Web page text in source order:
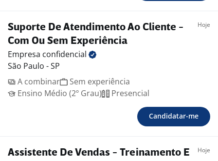
Suporte De Atendimento Ao Cliente -
Com Ou Sem Experiência
Hoje
Empresa confidencial
São Paulo - SP
A combinar
Sem experiência
Ensino Médio (2º Grau)
Presencial
Candidatar-me
Assistente De Vendas - Treinamento E
Hoje